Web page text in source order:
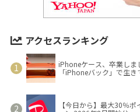
アクセスランキング
iPhoneケース、卒業しま
「iPhoneバック」で生き
【今日から】最大30％